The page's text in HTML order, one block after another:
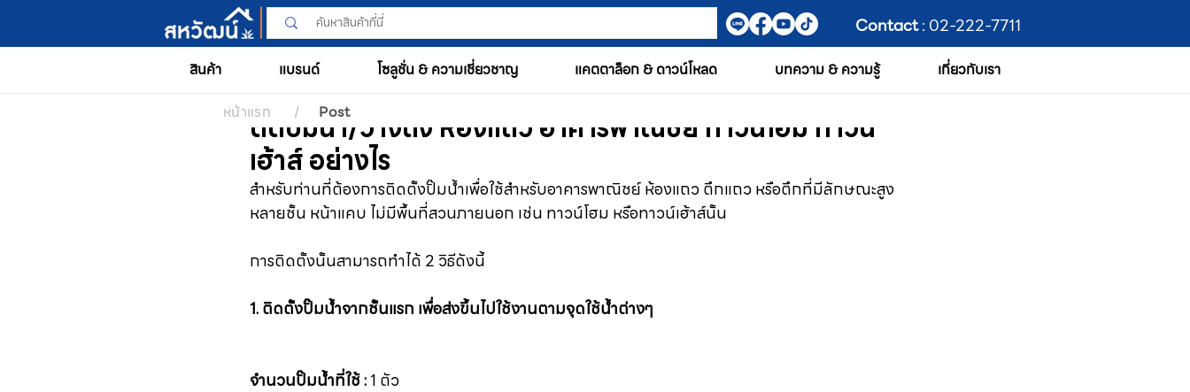
Contact: 02-222-7711
สินค้า แบรนด์ โซลูชั่น & ความเชี่ยวชาญ แคตตาล็อก & ดาวน์โหลด บทความ & ความรู้ เกี่ยวกับเรา
ติดปั๊มน้ำ/วางถัง ห้องแถว อาคารพาณิชย์ ทาวน์โฮม ทาวน์
เฮ้าส์ อย่างไร
สำหรับท่านที่ต้องการติดตั้งปั๊มน้ำเพื่อใช้สำหรับอาคารพาณิชย์ ห้องแถว ตึกแถว หรือตึกที่มีลักษณะสูง
หลายชั้น หน้าแคบ ไม่มีพื้นที่สวนภายนอก เช่น ทาวน์โฮม หรือทาวน์เฮ้าส์นั้น
การติดตั้งนั้นสามารถทำได้ 2 วิธีดังนี้
1. ติดตั้งปั๊มน้ำจากชั้นแรก เพื่อส่งขึ้นไปใช้งานตามจุดใช้น้ำต่างๆ
จำนวนปั๊มน้ำที่ใช้ : 1 ตัว
หน้าแรก / Post